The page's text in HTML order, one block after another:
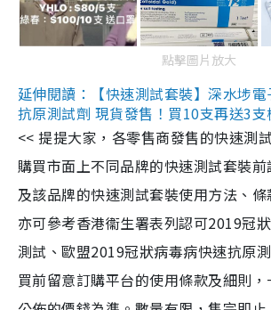
點擊圖片放大
延伸閱讀：【快速測試套裝】深水埗
抗原測試劑 現貨發售！買10支再送3支
<< 提提大家，各零售商發售的快速測
購買市面上不同品牌的快速測試套裝
及該品牌的快速測試套裝使用方法、
亦可參考香港衞生署表列認可2019冠
測試、歐盟2019冠狀病毒病快速抗原
買前留意訂購平台的使用條款及細則